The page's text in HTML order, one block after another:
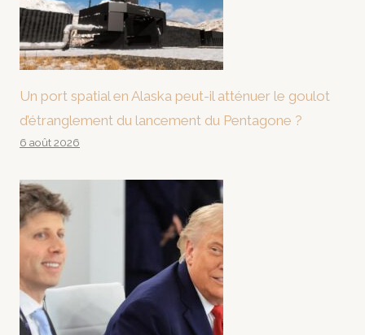
Un port spatial en Alaska peut-il atténuer le goulot
d’étranglement du lancement du Pentagone ?
6 août 2026